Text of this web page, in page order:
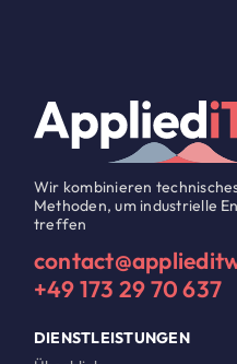
Wir kombinieren
Methoden, um industrielle
treffen
+49 173 29 70 637
DIENSTLEISTUNGEN